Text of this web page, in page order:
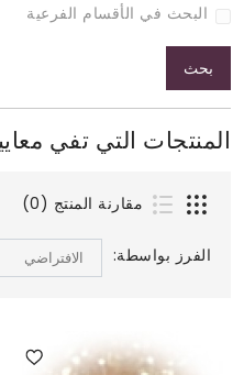
البحث في الأقسام الفرعية
بحث
المنتجات التي تفي
مقارنة المنتج (0)
الفرز بواسطة: